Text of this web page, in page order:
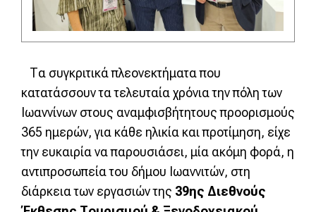
Τα συγκριτικά πλεονεκτήματα που
κατατάσσουν τα τελευταία χρόνια την πόλη των
Ιωαννίνων στους αναμφισβήτητους προορισμούς
365 ημερών, για κάθε ηλικία και προτίμηση, είχε
την ευκαιρία να παρουσιάσει, μία ακόμη φορά, η
αντιπροσωπεία του δήμου Ιωαννιτών, στη
διάρκεια των εργασιών της 39ης Διεθνούς